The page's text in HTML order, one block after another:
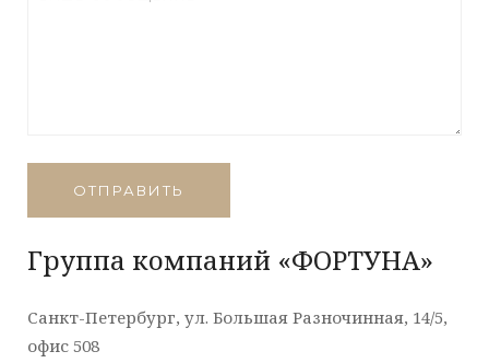
ОТПРАВИТЬ
Группа компаний «ФОРТУНА»
Санкт-Петербург, ул. Большая Разночинная, 14/5,
офис 508